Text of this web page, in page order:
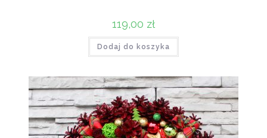
119,00 zł
Dodaj do koszyka